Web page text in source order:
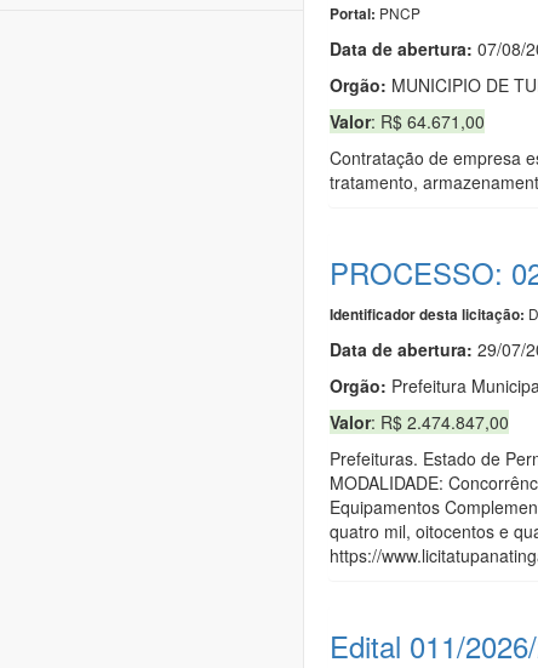
Portal: PNCP
Data de abertura: 07/08/
Orgão: MUNICIPIO DE
Valor: R$ 64.671,00
Contratação de empresa
tratamento,
PROCESSO:
Identificador desta licitação:
Data de abertura: 29/07/
Orgão: Prefeitura
Valor: R$ 2.474.847,00
Prefeituras. Estado de
MODALIDADE:
Equipamentos
quatro mil, oitocentos e
https://
Edital 011/